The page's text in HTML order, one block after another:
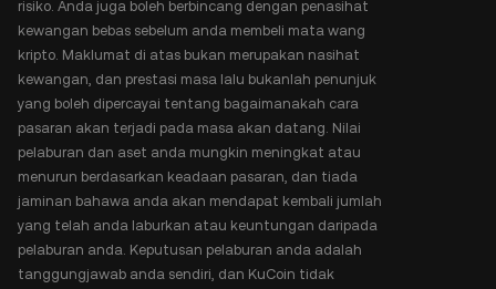
risiko. Anda juga boleh berbincang dengan penasihat
kewangan bebas sebelum anda membeli mata wang
kripto. Maklumat di atas bukan merupakan nasihat
kewangan, dan prestasi masa lalu bukanlah penunjuk
yang boleh dipercayai tentang bagaimanakah cara
pasaran akan terjadi pada masa akan datang. Nilai
pelaburan dan aset anda mungkin meningkat atau
menurun berdasarkan keadaan pasaran, dan tiada
jaminan bahawa anda akan mendapat kembali jumlah
yang telah anda laburkan atau keuntungan daripada
pelaburan anda. Keputusan pelaburan anda adalah
tanggungjawab anda sendiri, dan KuCoin tidak